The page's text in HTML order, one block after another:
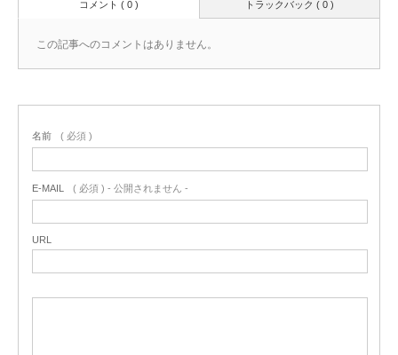
トラックバック ( 0 )
コメント ( 0 )
この記事へのコメントはありません。
名前 ( 必須 )
E-MAIL ( 必須 ) - 公開されません -
URL